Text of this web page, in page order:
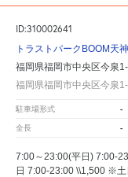
ID:310002641
トラストパークBOOM天
福岡県福岡市中央区今泉
福岡県福岡市中央区今泉
駐車場形式 -
全長 -
7:00～23:00(平日) 7:00-
日 7:00-23:00 \\1,500 ※土